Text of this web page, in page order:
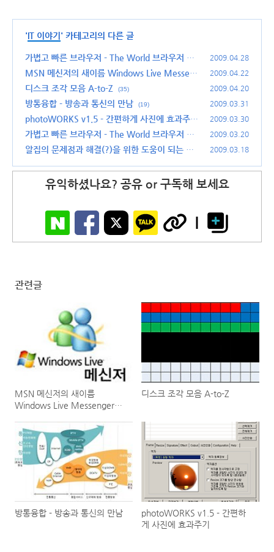
'IT 이야기 ' 카테고리의 다른 글
가볍고 빠른 브라우저 - The World 브라우저 업
데이트 소식
(10)
2009.04.28
MSN 메신저의 새이름 Windows Live Messeng
er 2009 한글 입력 오류 패치
2009.04.22
디스크 조각 모음 A-to-Z (35) 2009.04.20
방통융합 - 방송과 통신의 만남 (19) 2009.03.31
photoWORKS v1.5 - 간편하게 사진에 효과주기
(42)
2009.03.30
가볍고 빠른 브라우저 - The World 브라우저 업
데이트 소식
(26)
2009.03.20
알집의 문제점과 해결(?)을 위한 도움이 되는 글 2009.03.18
유익하셨나요? 공유 or 구독해 보세요
관련글
MSN 메신저의 새이름
Windows Live Messenger
디스크 조각 모음 A-to-Z
방통융합 - 방송과 통신의 만남
photoWORKS v1.5 - 간편하
게 사진에 효과주기